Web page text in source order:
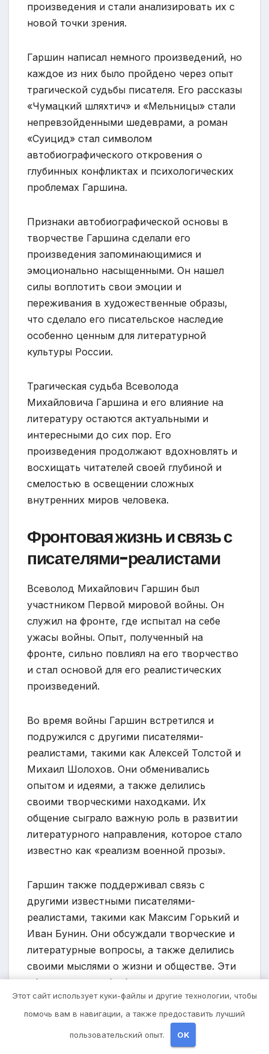
произведения и стали анализировать их с
новой точки зрения.
Гаршин написал немного произведений, но
каждое из них было пройдено через опыт
трагической судьбы писателя. Его рассказы
«Чумацкий шляхтич» и «Мельницы» стали
непревзойденными шедеврами, а роман
«Суицид» стал символом
автобиографического откровения о
глубинных конфликтах и психологических
проблемах Гаршина.
Признаки автобиографической основы в
творчестве Гаршина сделали его
произведения запоминающимися и
эмоционально насыщенными. Он нашел
силы воплотить свои эмоции и
переживания в художественные образы,
что сделало его писательское наследие
особенно ценным для литературной
культуры России.
Трагическая судьба Всеволода
Михайловича Гаршина и его влияние на
литературу остаются актуальными и
интересными до сих пор. Его
произведения продолжают вдохновлять и
восхищать читателей своей глубиной и
смелостью в освещении сложных
внутренних миров человека.
Фронтовая жизнь и связь с
писателями-реалистами
Всеволод Михайлович Гаршин был
участником Первой мировой войны. Он
служил на фронте, где испытал на себе
ужасы войны. Опыт, полученный на
фронте, сильно повлиял на его творчество
и стал основой для его реалистических
произведений.
Во время войны Гаршин встретился и
подружился с другими писателями-
реалистами, такими как Алексей Толстой и
Михаил Шолохов. Они обменивались
опытом и идеями, а также делились
своими творческими находками. Их
общение сыграло важную роль в развитии
литературного направления, которое стало
известно как «реализм военной прозы».
Гаршин также поддерживал связь с
другими известными писателями-
реалистами, такими как Максим Горький и
Иван Бунин. Они обсуждали творческие и
литературные вопросы, а также делились
своими мыслями о жизни и обществе. Эти
общения и дружбы были очень важными
для Гаршина в его творческом пути.
Фронтовая жизнь и контакты с
писателями-реалистами в значительной
Этот сайт использует куки-файлы и другие технологии, чтобы
помочь вам в навигации, а также предоставить лучший
пользовательский опыт. OK